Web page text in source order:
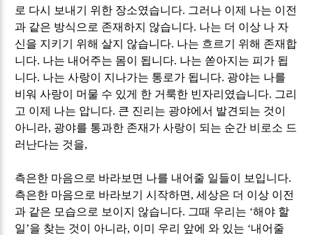
로 다시 보내기 위한 장소였습니다. 그러나 이제 나는 이전
과 같은 방식으로 존재하지 않습니다. 나는 더 이상 나 자
신을 지키기 위해 살지 않습니다. 나는 흐르기 위해 존재합
니다. 나는 내어주는 몸이 됩니다. 나는 쏟아지는 피가 됩
니다. 나는 사랑이 지나가는 통로가 됩니다. 광야는 나를
비워 사랑이 머물 수 있게 한 거룩한 빈자리였습니다. 그리
고 이제 나는 압니다. 큰 진리는 광야에서 발견되는 것이
아니라, 광야를 통과한 존재가 사랑이 되는 순간 비로소 드
러난다는 것을,
측은한 마음으로 바라보면 나를 내어줄 일들이 보입니다.
측은한 마음으로 바라보기 시작하면 ,세상은 더 이상 이전
과 같은 모습으로 보이지 않습니다. 그때 우리는 ‘해야 할
일’을 찾는 것이 아니라, 이미 우리 앞에 와 있는 ‘내어줄